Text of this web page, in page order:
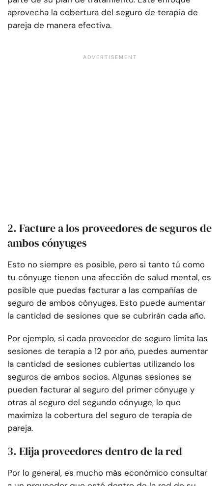
aprovecha la cobertura del seguro de terapia de
pareja de manera efectiva.
2. Facture a los proveedores de seguros de
ambos cónyuges
Esto no siempre es posible, pero si tanto tú como
tu cónyuge tienen una afección de salud mental, es
posible que puedas facturar a las compañías de
seguro de ambos cónyuges. Esto puede aumentar
la cantidad de sesiones que se cubrirán cada año.
Por ejemplo, si cada proveedor de seguro limita las
sesiones de terapia a 12 por año, puedes aumentar
la cantidad de sesiones cubiertas utilizando los
seguros de ambos socios. Algunas sesiones se
pueden facturar al seguro del primer cónyuge y
otras al seguro del segundo cónyuge, lo que
maximiza la cobertura del seguro de terapia de
pareja.
3. Elija proveedores dentro de la red
Por lo general, es mucho más económico consultar